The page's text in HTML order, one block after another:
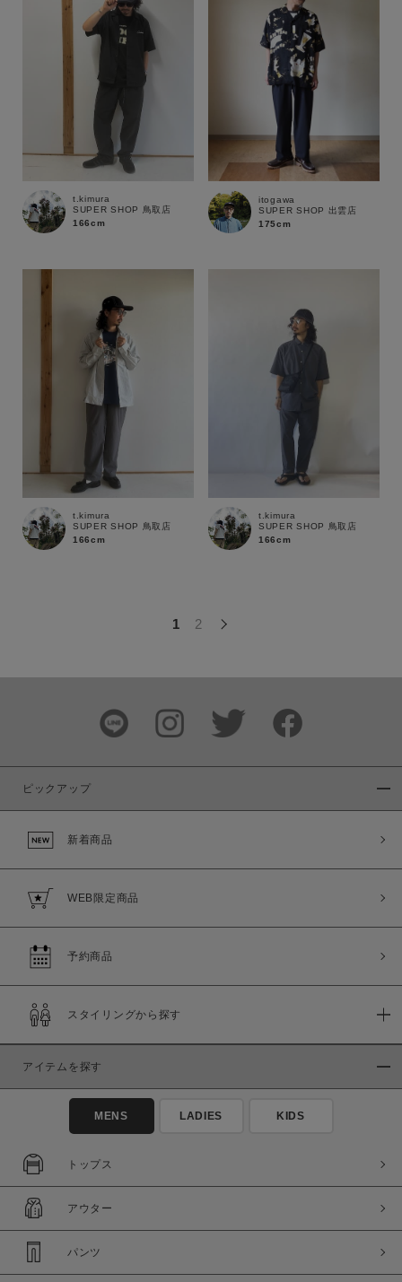
この条件で絞り込む
t.kimura
SUPER SHOP 鳥取店
166cm
itogawa
SUPER SHOP 出雲店
175cm
t.kimura
SUPER SHOP 鳥取店
166cm
t.kimura
SUPER SHOP 鳥取店
166cm
1 2
ピックアップ
新着商品
WEB限定商品
予約商品
スタイリングから探す
アイテムを探す
MENS LADIES KIDS
トップス
アウター
パンツ